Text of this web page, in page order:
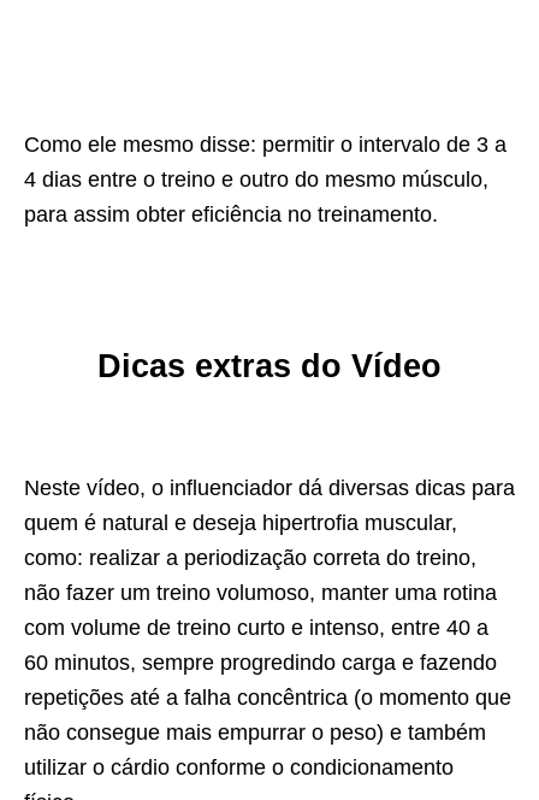
Como ele mesmo disse: permitir o intervalo de 3 a
4 dias entre o treino e outro do mesmo músculo,
para assim obter eficiência no treinamento.
Dicas extras do Vídeo
Neste vídeo, o influenciador dá diversas dicas para
quem é natural e deseja hipertrofia muscular,
como: realizar a periodização correta do treino,
não fazer um treino volumoso, manter uma rotina
com volume de treino curto e intenso, entre 40 a
60 minutos, sempre progredindo carga e fazendo
repetições até a falha concêntrica (o momento que
não consegue mais empurrar o peso) e também
utilizar o cárdio conforme o condicionamento